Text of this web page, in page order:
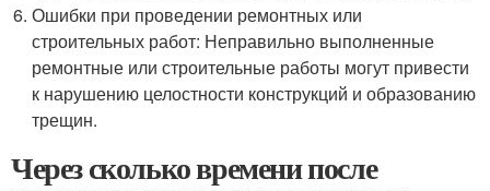
Ошибки при проведении ремонтных или
строительных работ: Неправильно выполненные
ремонтные или строительные работы могут привести
к нарушению целостности конструкций и образованию
трещин.
Через сколько времени после